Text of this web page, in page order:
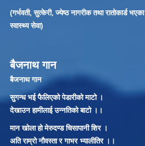
(गर्भवती, सुत्केरी, ज्येष्ठ नागरीक तथा रातोकार्ड
स्वास्थ्य सेवा)
बैजनाथ गान
बैजनाथ गान
सुगन्ध भई फैलिएको पेडारीको माटो ।
देखाउन हामीलाई उन्नतिको बाटो ।।
मान खोला हो मेरुदण्ड चिसापानी शिर ।
अति राम्रो नौवस्ता र गाभर भ्यालीतिर ।।